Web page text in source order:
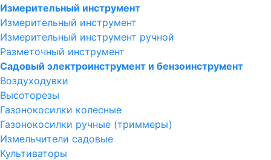
Измерительный инструмент
Измерительный инструмент
Измерительный инструмент ручной
Разметочный инструмент
Садовый электроинструмент и бензоинструмент
Воздуходувки
Высоторезы
Газонокосилки колесные
Газонокосилки ручные (триммеры)
Измельчители садовые
Культиваторы